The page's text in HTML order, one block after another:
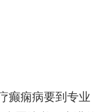
癫痫病要到专业